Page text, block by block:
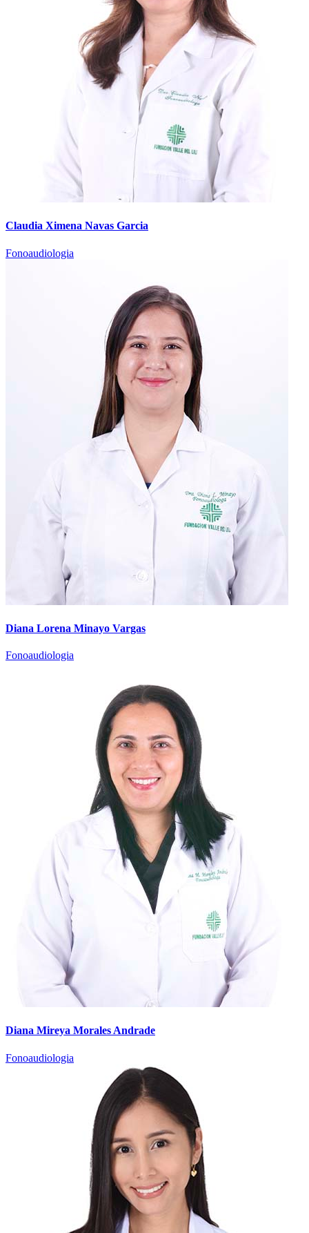
Claudia Ximena Navas Garcia
Fonoaudiologia
Diana Lorena Minayo Vargas
Fonoaudiologia
Diana Mireya Morales Andrade
Fonoaudiologia